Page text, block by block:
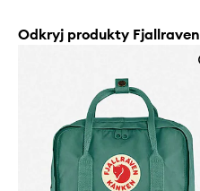
Odkryj produkty Fjallraven